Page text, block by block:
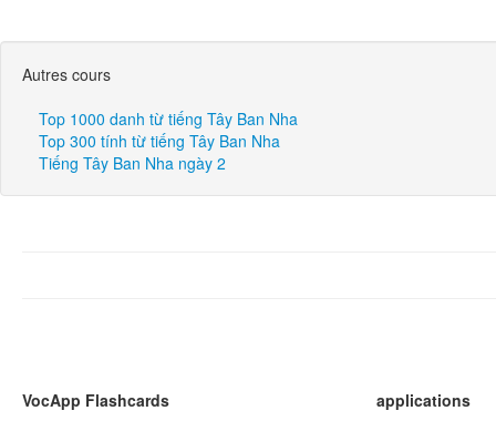
Autres cours
Top 1000 danh từ tiếng Tây Ban Nha
Top 300 tính từ tiếng Tây Ban Nha
Tiếng Tây Ban Nha ngày 2
VocApp Flashcards
applications